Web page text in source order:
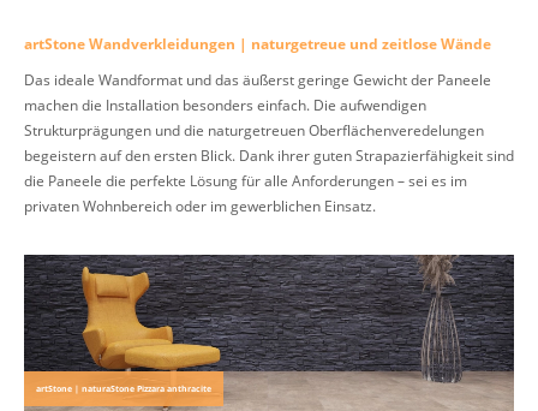
artStone Wandverkleidungen | naturgetreue und zeitlose Wände
Das ideale Wandformat und das äußerst geringe Gewicht der Paneele
machen die Installation besonders einfach. Die aufwendigen
Strukturprägungen und die naturgetreuen Oberflächenveredelungen
begeistern auf den ersten Blick. Dank ihrer guten Strapazierfähigkeit sind
die Paneele die perfekte Lösung für alle Anforderungen – sei es im
privaten Wohnbereich oder im gewerblichen Einsatz.
artStone | naturaStone Pizzara anthracite